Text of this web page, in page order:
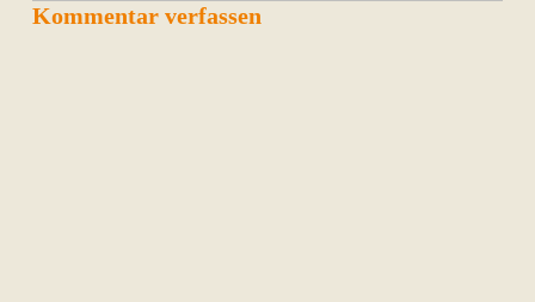
Kommentar verfassen